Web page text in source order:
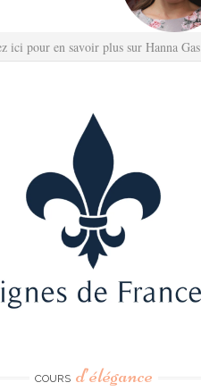
ici pour en savoir plus sur Hanna Gas
COURS d’élégance